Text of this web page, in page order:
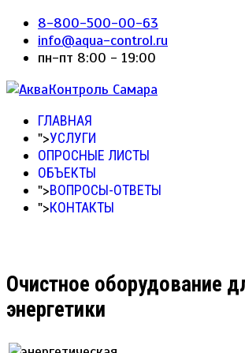
8-800-500-00-63
info@aqua-control.ru
пн-пт 8:00 - 19:00
ГЛАВНАЯ
">УСЛУГИ
ОПРОСНЫЕ ЛИСТЫ
ОБЪЕКТЫ
">ВОПРОСЫ-ОТВЕТЫ
">КОНТАКТЫ
Очистное оборудование
энергетики